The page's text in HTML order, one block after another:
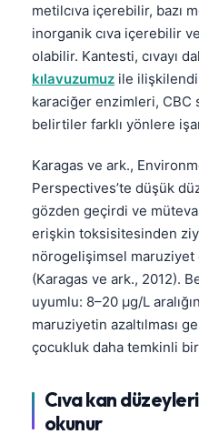
metilcıva içerebilir, bazı
inorganik cıva içerebilir
olabilir. Kantesti, cıvayı
kılavuzumuz ile
karaciğer enzimleri, CBC
belirtiler farklı yönlere
Karagas ve ark.,
Perspectives’te düşük
gözden geçirdi ve
erişkin toksisitesinden
nörogelişimsel maruziyet
(Karagas ve ark., 2012).
uyumlu: 8–20 µg/L
maruziyetin azaltılması
çocukluk daha temkinli
Cıva kan
okunur